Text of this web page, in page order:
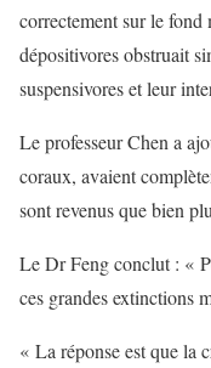
correctement sur le fond
dépositivores obstruait
suspensivores et leur
Le professeur Chen a
coraux, avaient
sont revenus que bien
Le Dr Feng conclut : «
ces grandes extinctions
« La réponse est que la